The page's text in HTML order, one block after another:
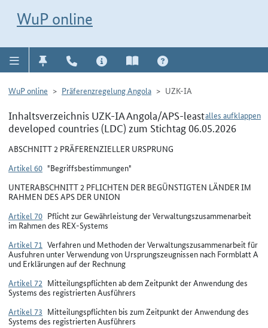
WuP online
WuP online Präferenzregelung Angola UZK-IA
alles aufklappen
Inhaltsverzeichnis UZK-IA Angola/APS-least
developed countries (LDC) zum Stichtag 06.05.2026
ABSCHNITT 2 PRÄFERENZIELLER URSPRUNG
Artikel 60 "Begriffsbestimmungen"
UNTERABSCHNITT 2 PFLICHTEN DER BEGÜNSTIGTEN LÄNDER IM
RAHMEN DES APS DER UNION
Artikel 70 Pflicht zur Gewährleistung der Verwaltungszusammenarbeit
im Rahmen des REX-Systems
Artikel 71 Verfahren und Methoden der Verwaltungszusammenarbeit für
Ausfuhren unter Verwendung von Ursprungszeugnissen nach Formblatt A
und Erklärungen auf der Rechnung
Artikel 72 Mitteilungspflichten ab dem Zeitpunkt der Anwendung des
Systems des registrierten Ausführers
Artikel 73 Mitteilungspflichten bis zum Zeitpunkt der Anwendung des
Systems des registrierten Ausführers